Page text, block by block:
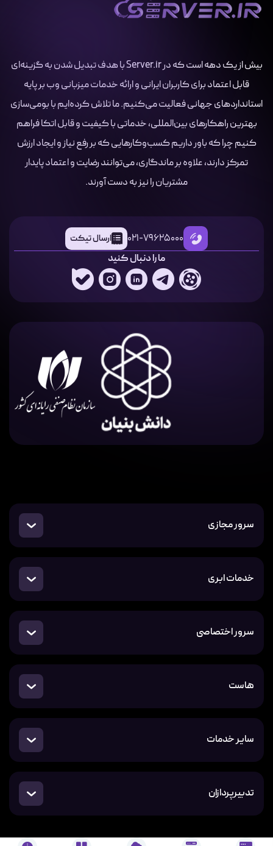
بیش از یک دهه است که در Server.ir با هدف تبدیل شدن به گزینه‌ای
قابل اعتماد برای کاربران ایرانی و ارائه خدمات میزبانی وب بر پایه
استانداردهای جهانی فعالیت می‌کنیم. ما تلاش کرده‌ایم با بومی‌سازی
بهترین راهکارهای بین‌المللی، خدماتی با کیفیت و قابل اتکا فراهم
کنیم چرا که باور داریم کسب‌وکارهایی که بر رفع نیاز و ایجاد ارزش
تمرکز دارند، علاوه بر ماندگاری، می‌توانند رضایت و اعتماد پایدار
مشتریان را نیز به دست آورند.
021-79625000 ارسال تیکت
ما را دنبال کنید
سرور مجازی
خدمات ابری
سرور اختصاصی
هاست
سایر خدمات
تدبیرپردازان